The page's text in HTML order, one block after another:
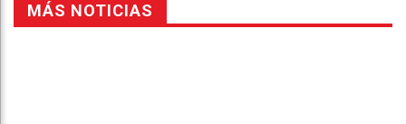
MÁS NOTICIAS